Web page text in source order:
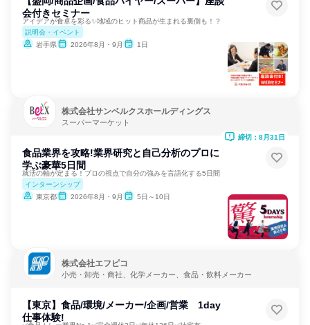
会付きセミナー
アイデアが食卓を彩る✨地域のヒット商品が生まれる裏側も！？
説明会・イベント
岩手県
2026年8月・9月 1日
株式会社サンベルクスホールディングス
スーパーマーケット
食品業界を攻略!業界研究と自己分析のプロに
学ぶ豪華5日間
就活の軸が定まる！プロの視点で自分の強みを言語化する5日間
インターンシップ
東京都
2026年8月・9月 5日～10日
締切：8月31日
株式会社エフピコ
小売・卸売・商社、化学メーカー、食品・飲料メーカー
【東京】食品/環境/メーカー/企画/営業 1day
仕事体験!